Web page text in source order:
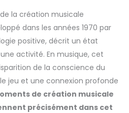
la création musicale
dans les années 1970 par
positive, décrit un état
activité. En musique, cet
de la conscience du
jeu et une connexion profonde
de création musicale
précisément dans cet